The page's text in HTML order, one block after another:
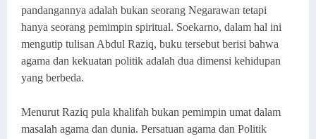
pandangannya adalah bukan seorang Negarawan tetapi
hanya seorang pemimpin spiritual. Soekarno, dalam hal ini
mengutip tulisan Abdul Raziq, buku tersebut berisi bahwa
agama dan kekuatan politik adalah dua dimensi kehidupan
yang berbeda.
Menurut Raziq pula khalifah bukan pemimpin umat dalam
masalah agama dan dunia. Persatuan agama dan Politik